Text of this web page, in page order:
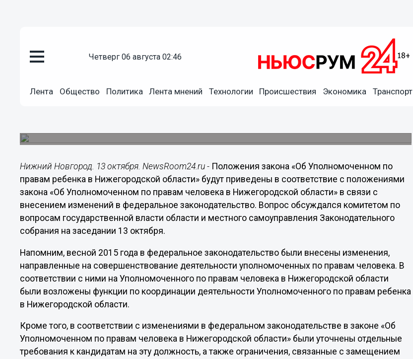
четверг 06 августа 02:46
Лента Общество Политика Лента мнений Технологии Происшествия Экономика Транспорт
регламентирующие деятельность уполномоченных по
Нижний Новгород. 13 октября. NewsRoom24.ru - Положения закона «Об Уполномоченном по
правам ребенка в Нижегородской области» будут приведены в соответствие с положениями
закона «Об Уполномоченном по правам человека в Нижегородской области» в связи с
внесением изменений в федеральное законодательство. Вопрос обсуждался комитетом по
вопросам государственной власти области и местного самоуправления Законодательного
собрания на заседании 13 октября.
Напомним, весной 2015 года в федеральное законодательство были внесены изменения,
направленные на совершенствование деятельности уполномоченных по правам человека. В
соответствии с ними на Уполномоченного по правам человека в Нижегородской области
были возложены функции по координации деятельности Уполномоченного по правам ребенка
в Нижегородской области.
Кроме того, в соответствии с изменениями в федеральном законодательстве в законе «Об
Уполномоченном по правам человека в Нижегородской области» были уточнены отдельные
требования к кандидатам на эту должность, а также ограничения, связанные с замещением